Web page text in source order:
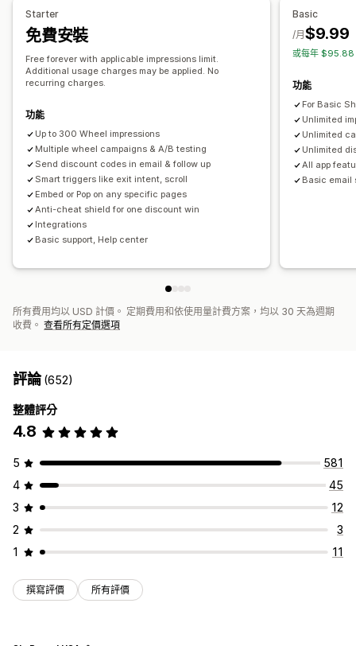
觸發條件與規則
行銷活動 觸發條件與規則
簡訊收集清單
A/B 測試
Starter
免費安裝
Free forever with applicable impressions limit.
Additional usage charges may be applied. No
recurring charges.
功能
Up to 300 Wheel impressions
Multiple wheel campaigns & A/B testing
Send discount codes in email & follow up
Smart triggers like exit intent, scroll
Embed or Pop on any specific pages
Anti-cheat shield for one discount win
Integrations
Basic support, Help center
Basic
$9.99
/月
或每年 $95.88
功能
For Basic
Unlimited
Unlimited
Unlimited
All app
Basic email
所有費用均以 USD 計價。 定期費用和依使用量計費方案，均以 30 天為週期
收費。 查看所有定價選項
評論(652)
整體評分
4.8
5
581
4
45
3
12
2
3
1
11
撰寫評價 所有評價